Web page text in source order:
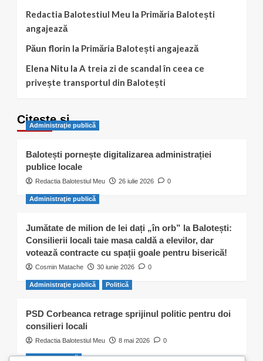
Redactia Balotestiul Meu la Primăria Balotești
angajează
Păun florin la Primăria Balotești angajează
Elena Nitu la A treia zi de scandal în ceea ce
privește transportul din Balotești
Citește și…
Administraţie publică
Balotești pornește digitalizarea administrației
publice locale
Redactia Balotestiul Meu 26 iulie 2026 0
Administraţie publică
Jumătate de milion de lei dați „în orb” la Balotești:
Consilierii locali taie masa caldă a elevilor, dar
votează contracte cu spații goale pentru biserică!
Cosmin Matache 30 iunie 2026 0
Administraţie publică Politică
PSD Corbeanca retrage sprijinul politic pentru doi
consilieri locali
Redactia Balotestiul Meu 8 mai 2026 0
Activitate civică